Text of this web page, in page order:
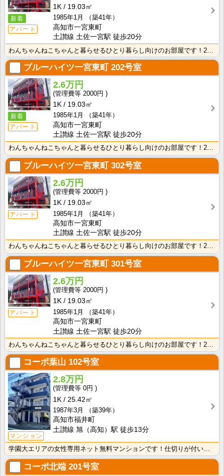
新着
アパート
1K
19.03㎡
1985年1月
（築41年）
高知市一宮東町
土讃線 土佐一宮駅 徒歩20分
ブルーハイツ一宮東町202号室
新着
アパート
2.6万円
2000円
1K
19.03㎡
1985年1月
（築41年）
高知市一宮東町
土讃線 土佐一宮駅 徒歩20分
わんちゃんねこちゃんと暮らせるひとり暮らし向けのお部屋です！2026年6月下旬、ネット無料（Wi-F･･･
ブルーハイツ一宮東町302号室
アパート
2.6万円
2000円
1K
19.03㎡
1985年1月
（築41年）
高知市一宮東町
土讃線 土佐一宮駅 徒歩20分
わんちゃんねこちゃんと暮らせるひとり暮らし向けのお部屋です！2026年6月下旬、ネット無料（Wi-F･･･
ブルーハイツ一宮東町 301号室
アパート
2.6万円
2000円
1K
19.03㎡
1985年1月
（築41年）
高知市一宮東町
土讃線 土佐一宮駅 徒歩20分
コーポ葉山 102号室
マンション
2.8万円
0円
1K
25.42㎡
1987年3月
（築39年）
高知市福井町
土讃線 旭（高知）駅 徒歩13分
コーポ北端 201号室